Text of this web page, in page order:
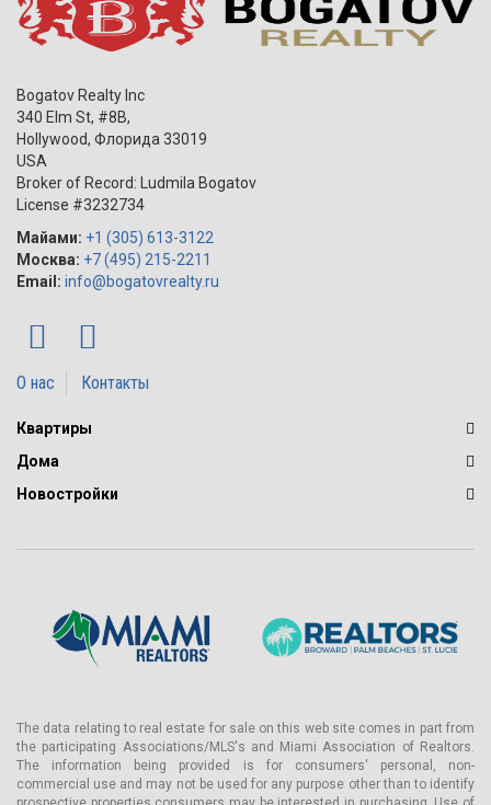
Bogatov Realty Inc
340 Elm St, #8B,
Hollywood, Флорида 33019
USA
Broker of Record: Ludmila Bogatov
License #3232734
Майами: +1 (305) 613-3122
Москва: +7 (495) 215-2211
Email: info@bogatovrealty.ru
О нас Контакты
Квартиры
Дома
Новостройки
The data relating to real estate for sale on this web site comes in part from
the participating Associations/MLS's and Miami Association of Realtors.
The information being provided is for consumers' personal, non-
commercial use and may not be used for any purpose other than to identify